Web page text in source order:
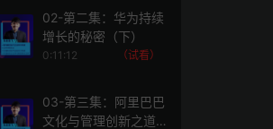
02-第二集：华为持续
增长的秘密（下）
0:11:12 （试看）
03-第三集：阿里巴巴
文化与管理创新之道